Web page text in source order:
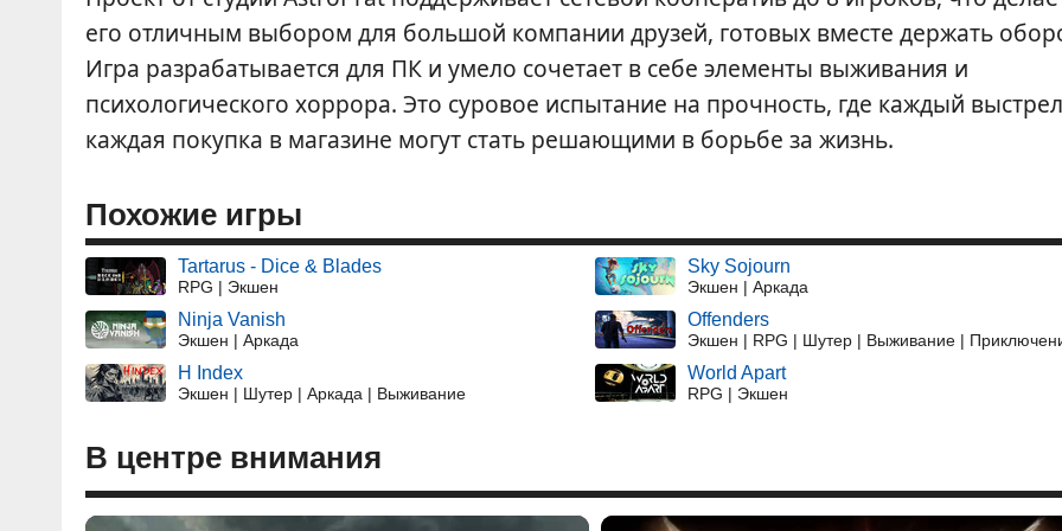
его отличным выбором для большой компании друзей, готовых вместе держать
Игра разрабатывается для ПК и умело сочетает в себе элементы выживания и
психологического хоррора. Это суровое испытание на прочность, где каждый
каждая покупка в магазине могут стать решающими в борьбе за жизнь.
Похожие игры
Tartarus - Dice & Blades
RPG | Экшен
Ninja Vanish
Экшен | Аркада
H Index
Экшен | Шутер | Аркада | Выживание
Sky Sojourn
Экшен | Аркада
Offenders
Экшен | RPG | Шутер | Выживание |
World Apart
RPG | Экшен
В центре внимания